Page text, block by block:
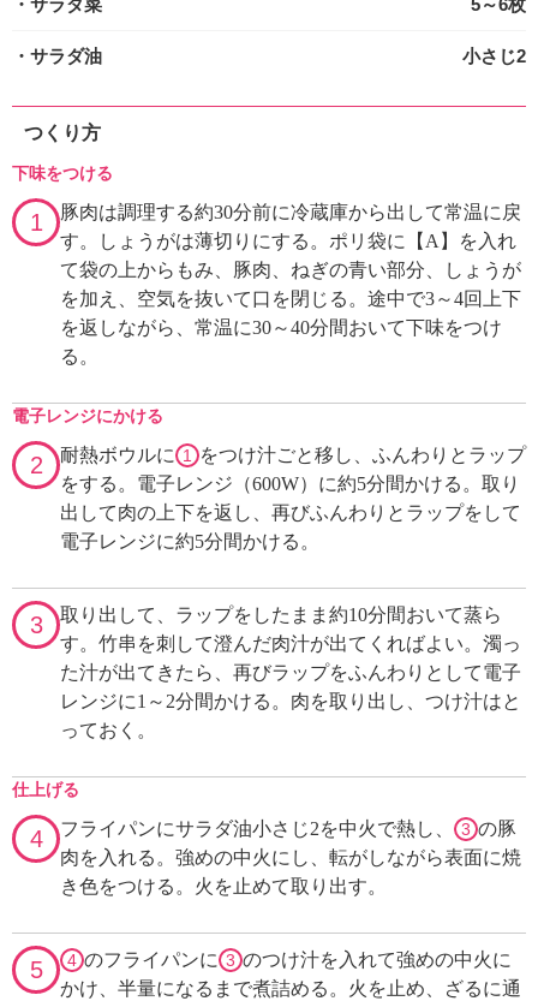
・サラダ菜 5～6枚
・サラダ油 小さじ2
つくり方
下味をつける
1
豚肉は調理する約30分前に冷蔵庫から出して常温に戻
す。しょうがは薄切りにする。ポリ袋に【A】を入れ
て袋の上からもみ、豚肉、ねぎの青い部分、しょうが
を加え、空気を抜いて口を閉じる。途中で3～4回上下
を返しながら、常温に30～40分間おいて下味をつけ
る。
電子レンジにかける
2 耐熱ボウルに 1
をつけ汁ごと移し、ふんわりとラップ
をする。電子レンジ（600W）に約5分間かける。取り
出して肉の上下を返し、再びふんわりとラップをして
電子レンジに約5分間かける。
3
取り出して、ラップをしたまま約10分間おいて蒸ら
す。竹串を刺して澄んだ肉汁が出てくればよい。濁っ
た汁が出てきたら、再びラップをふんわりとして電子
レンジに1～2分間かける。肉を取り出し、つけ汁はと
っておく。
仕上げる
4 フライパンにサラダ油小さじ2を中火で熱し、 3 の豚
肉を入れる。強めの中火にし、転がしながら表面に焼
き色をつける。火を止めて取り出す。
5 4 のフライパンに 3 のつけ汁を入れて強めの中火に
かけ、半量になるまで煮詰める。火を止め、ざるに通